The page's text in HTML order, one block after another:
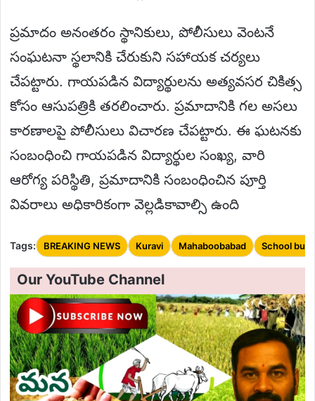
ప్రమాదం అనంతరం స్థానికులు, పోలీసులు వెంటనే
సంఘటనా స్థలానికి చేరుకుని సహాయక చర్యలు
చేపట్టారు. గాయపడిన విద్యార్థులను అత్యవసర చికిత్స
కోసం ఆసుపత్రికి తరలించారు. ప్రమాదానికి గల అసలు
కారణాలపై పోలీసులు విచారణ చేపట్టారు. ఈ ఘటనకు
సంబంధించి గాయపడిన విద్యార్థుల సంఖ్య, వారి
ఆరోగ్య పరిస్థితి, ప్రమాదానికి సంబంధించిన పూర్తి
వివరాలు అధికారికంగా వెల్లడికావాల్సి ఉంది
Tags: BREAKING NEWS Kuravi Mahaboobabad School bus
Our YouTube Channel